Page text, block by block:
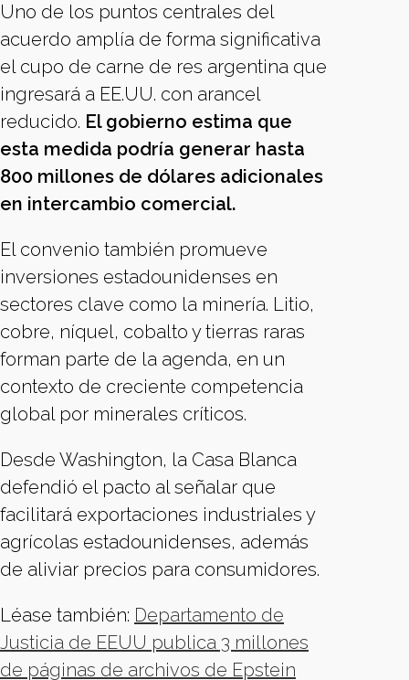
Uno de los puntos centrales del
acuerdo amplía de forma significativa
el cupo de carne de res argentina que
ingresará a EE.UU. con arancel
reducido. El gobierno estima que
esta medida podría generar hasta
800 millones de dólares adicionales
en intercambio comercial.
El convenio también promueve
inversiones estadounidenses en
sectores clave como la minería. Litio,
cobre, níquel, cobalto y tierras raras
forman parte de la agenda, en un
contexto de creciente competencia
global por minerales críticos.
Desde Washington, la Casa Blanca
defendió el pacto al señalar que
facilitará exportaciones industriales y
agrícolas estadounidenses, además
de aliviar precios para consumidores.
Léase también: Departamento de
Justicia de EEUU publica 3 millones
de páginas de archivos de Epstein